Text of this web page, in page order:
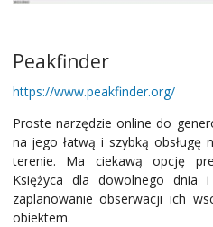
Peakfinder
https://www.peakfinder.org/
Proste narzędzie online do
na jego łatwą i szybką obsługę
terenie. Ma ciekawą opcję
Księżyca dla dowolnego
zaplanowanie obserwacji ich
obiektem.